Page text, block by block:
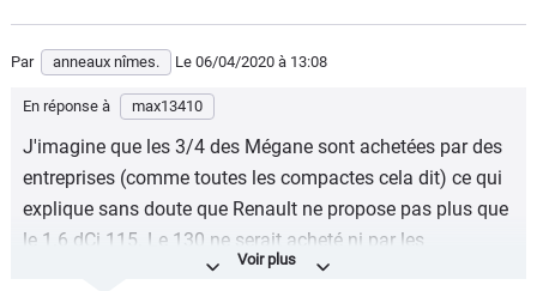
Par anneaux nîmes. Le 06/04/2020 à 13:08
En réponse à max13410
J'imagine que les 3/4 des Mégane sont achetées par des
entreprises (comme toutes les compactes cela dit) ce qui
explique sans doute que Renault ne propose pas plus que
le 1.6 dCi 115. Le 130 ne serait acheté ni par les
particuliers (un peu cher) ni par les entreprises (quel